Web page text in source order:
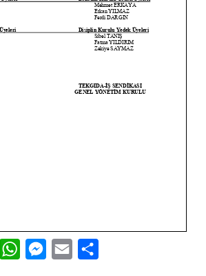
LinkedInWhatsAppMessenger
Email